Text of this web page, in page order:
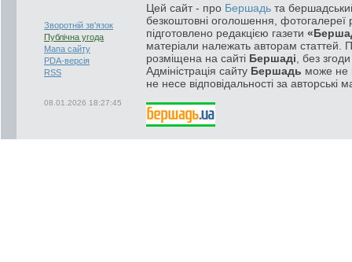
Зворотній зв'язок
Публічна угода
Мапа сайту
PDA-версія
RSS
08.01.2026 18:27:45
Цей сайт - про Бершадь та
безкоштовні оголошення, фотогалереї
підготовлено редакцією газети
матеріали належать авторам статтей.
розміщена на сайті Бершаді , без
Адміністрація сайту Бершадь може не
не несе відповідальності за авторські